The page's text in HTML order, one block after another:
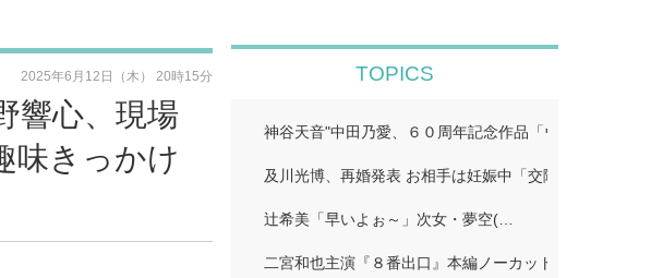
響心、現場
味きっかけ
2025年6月12日（木） 20時15分 TOPICS
神谷天音"中田乃愛、６０周年記念作品「ウルトラマン
及川光博、再婚発表 お相手は妊娠中「交際しておりま
辻希美「早いよぉ～」次女・夢空(…
二宮和也主演『８番出口』本編ノーカット地上波初放